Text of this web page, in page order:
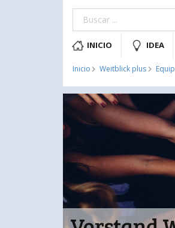
INICIO IDEA
Inicio Weitblick plus